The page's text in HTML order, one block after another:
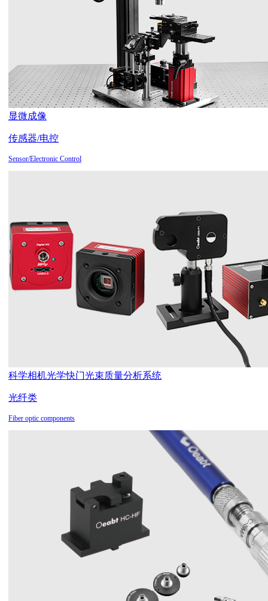
显微成像
传感器/电控
Sensor/Electronic Control
科学相机光学快门光束质量分析系统
光纤类
Fiber optic components